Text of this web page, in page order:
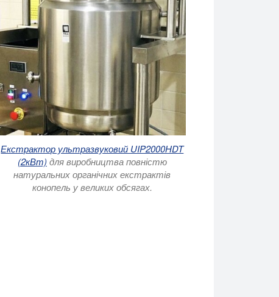
Екстрактор ультразвуковий UIP2000HDT
(2кВт) для виробництва повністю
натуральних органічних екстрактів
конопель у великих обсягах.